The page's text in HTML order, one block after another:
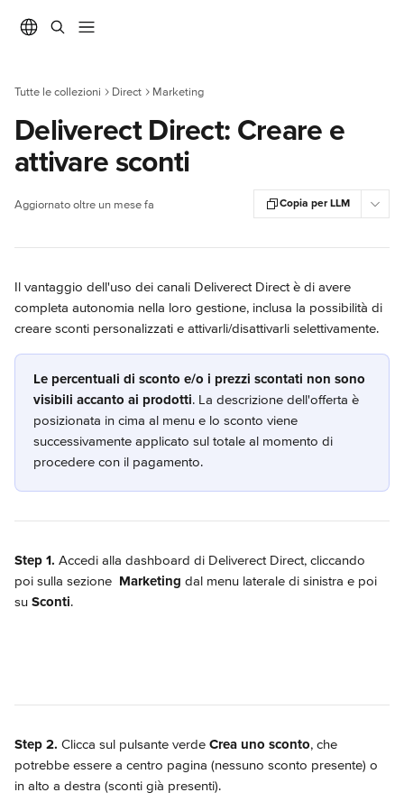
Tutte le collezioni Direct Marketing
Deliverect Direct: Creare e
attivare sconti
Aggiornato oltre un mese fa Copia per LLM
Il vantaggio dell'uso dei canali Deliverect Direct è di avere
completa autonomia nella loro gestione, inclusa la possibilità di
creare sconti personalizzati e attivarli/disattivarli selettivamente.
Le percentuali di sconto e/o i prezzi scontati non sono
visibili accanto ai prodotti. La descrizione dell'offerta è
posizionata in cima al menu e lo sconto viene
successivamente applicato sul totale al momento di
procedere con il pagamento.
Step 1. Accedi alla dashboard di Deliverect Direct, cliccando
poi sulla sezione Marketing dal menu laterale di sinistra e poi
su Sconti.
Step 2. Clicca sul pulsante verde Crea uno sconto, che
potrebbe essere a centro pagina (nessuno sconto presente) o
in alto a destra (sconti già presenti).